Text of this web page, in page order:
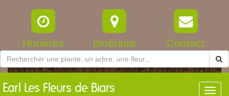
Horaires Itinéraire Contact
Earl Les Fleurs de Biars